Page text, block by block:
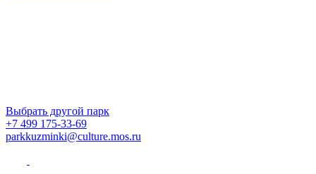
Выбрать другой парк
+7 499 175-33-69
parkkuzminki@culture.mos.ru